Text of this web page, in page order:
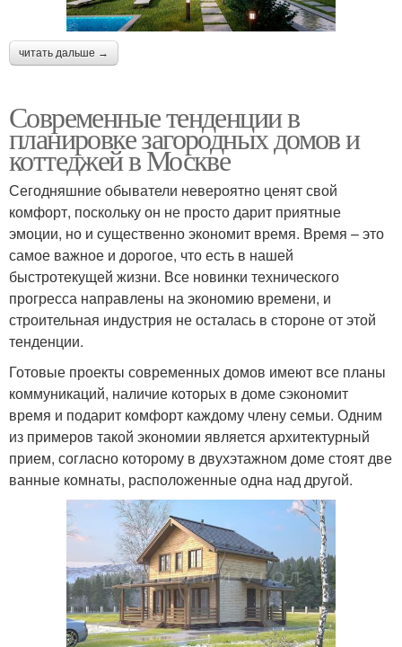
читать дальше →
Современные тенденции в
планировке загородных домов и
коттеджей в Москве
Сегодняшние обыватели невероятно ценят свой
комфорт, поскольку он не просто дарит приятные
эмоции, но и существенно экономит время. Время – это
самое важное и дорогое, что есть в нашей
быстротекущей жизни. Все новинки технического
прогресса направлены на экономию времени, и
строительная индустрия не осталась в стороне от этой
тенденции.
Готовые проекты современных домов имеют все планы
коммуникаций, наличие которых в доме сэкономит
время и подарит комфорт каждому члену семьи. Одним
из примеров такой экономии является архитектурный
прием, согласно которому в двухэтажном доме стоят две
ванные комнаты, расположенные одна над другой.